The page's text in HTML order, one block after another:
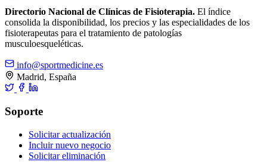
Directorio Nacional de Clínicas de Fisioterapia. El índice
consolida la disponibilidad, los precios y las especialidades de los
fisioterapeutas para el tratamiento de patologías
musculoesqueléticas.
info@sportmedicine.es
Madrid, España
Soporte
Solicitar actualización
Incluir nuevo negocio
Solicitar eliminación